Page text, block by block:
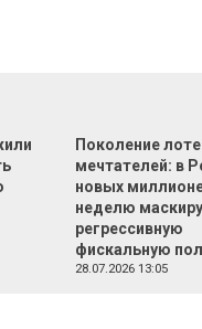
Поколение
мечтателей: в
новых
неделю
регрессивную
фискальную
28.07.2026 13:05